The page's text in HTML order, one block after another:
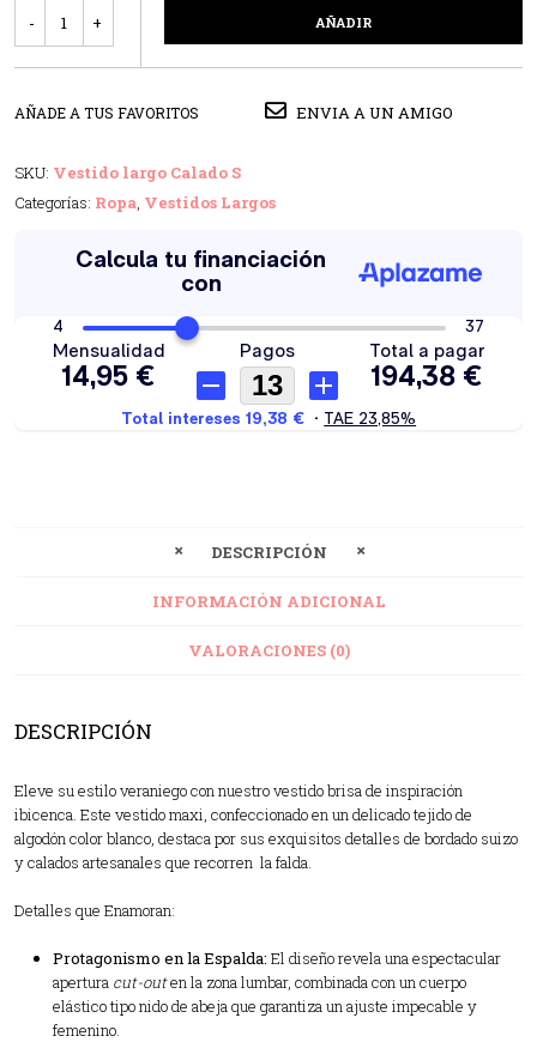
AÑADIR
AÑADE A TUS FAVORITOS ENVIA A UN AMIGO
SKU: Vestido largo Calado S
Categorías: Ropa, Vestidos Largos
DESCRIPCIÓN
INFORMACIÓN ADICIONAL
VALORACIONES (0)
DESCRIPCIÓN
Eleve su estilo veraniego con nuestro vestido brisa de inspiración
ibicenca. Este vestido maxi, confeccionado en un delicado tejido de
algodón color blanco, destaca por sus exquisitos detalles de bordado suizo
y calados artesanales que recorren la falda.
Detalles que Enamoran:
Protagonismo en la Espalda: El diseño revela una espectacular
apertura cut-outen la zona lumbar, combinada con un cuerpo
elástico tipo nido de abeja que garantiza un ajuste impecable y
femenino.